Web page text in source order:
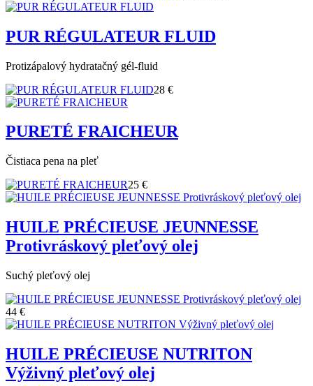
PUR RÉGULATEUR FLUID
Protizápalový hydratačný gél-fluid
28 €
PURETÉ FRAICHEUR
Čistiaca pena na pleť
25 €
HUILE PRÉCIEUSE JEUNNESSE
Protivráskový pleťový olej
Suchý pleťový olej
44 €
HUILE PRÉCIEUSE NUTRITON
Výživný pleťový olej